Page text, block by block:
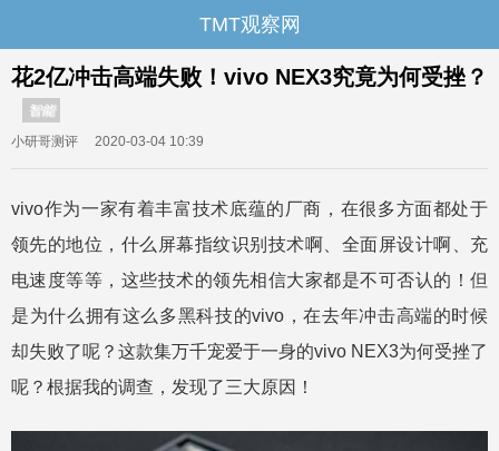
TMT观察网
花2亿冲击高端失败！vivo NEX3究竟为何受挫？
智能
小研哥测评 2020-03-04 10:39
vivo作为一家有着丰富技术底蕴的厂商，在很多方面都处于
领先的地位，什么屏幕指纹识别技术啊、全面屏设计啊、充
电速度等等，这些技术的领先相信大家都是不可否认的！但
是为什么拥有这么多黑科技的vivo，在去年冲击高端的时候
却失败了呢？这款集万千宠爱于一身的vivo NEX3为何受挫了
呢？根据我的调查，发现了三大原因！